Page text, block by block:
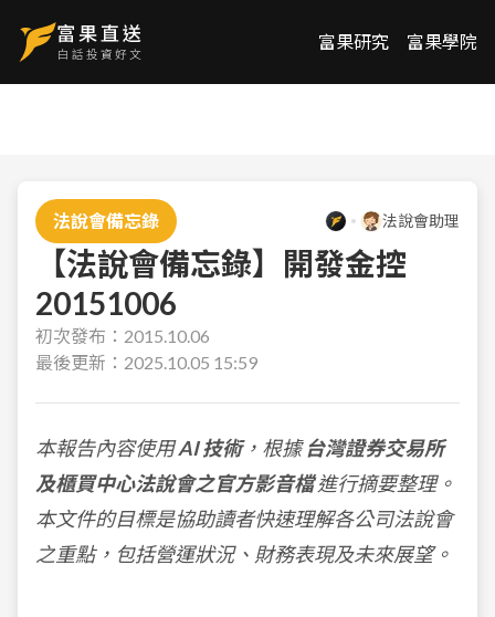
富果研究 富果學院
法說會備忘錄 法說會助理
【法說會備忘錄】開發金控
20151006
初次發布： 2015.10.06
最後更新： 2025.10.05 15:59
本報告內容使用AI 技術，根據台灣證券交易所
及櫃買中心法說會之官方影音檔進行摘要整理。
本文件的目標是協助讀者快速理解各公司法說會
之重點，包括營運狀況、財務表現及未來展望。